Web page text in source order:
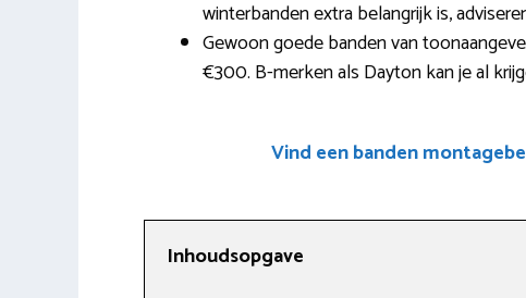
winterbanden extra belangrijk is,
Gewoon goede banden van
€300. B-merken als Dayton kan je al
Vind een banden
Inhoudsopgave